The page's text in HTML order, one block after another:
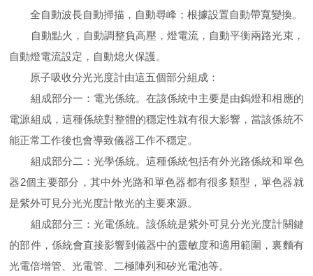
全自動波長自動掃描，自動尋峰；根據設置自動帶寬變換。
自動點火，自動調整負高壓，燈電流，自動平衡兩路光束，
自動燈電流設定，自動熄火保護。
原子吸收分光光度計由這五個部分組成：
組成部分一：電光係統。在該係統中主要是由鎢燈和相應的
電源組成，這種係統對整體的穩定性就有很大影響，當該係統不
能正常工作後也會導致儀器工作不穩定。
組成部分二：光學係統。這種係統包括有外光路係統和單色
器2個主要部分，其中外光路和單色器都有很多類型，單色器就
是紫外可見分光光度計散光的主要來源。
組成部分三：光電係統。該係統是紫外可見分光光度計關鍵
的部件，係統會直接影響到儀器中的靈敏度和適用範圍，裏麵有
光電倍增管、光電管、二極陣列和矽光電池等。